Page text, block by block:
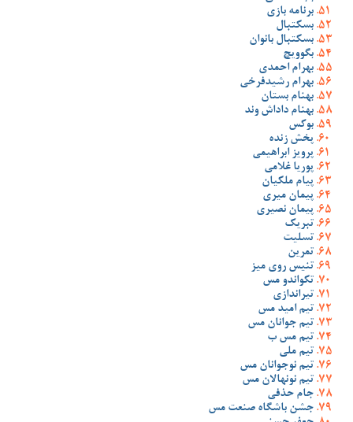
برنامه بازی
بسکتبال
بسکتبال بانوان
بگوویچ
بهرام احمدی
بهرام رشیدفرخی
بهنام بستان
بهنام داداش وند
بوکس
پخش زنده
پرویز ابراهیمی
پوریا غلامی
پیام ملکیان
پیمان میری
پیمان نصیری
تبریک
تسلیت
تمرین
تنیس روی میز
تکواندو مس
تیراندازی
تیم امید مس
تیم جوانان مس
تیم مس ب
تیم ملی
تیم نوجوانان مس
تیم نونهالان مس
جام حذفی
جشن باشگاه صنعت مس